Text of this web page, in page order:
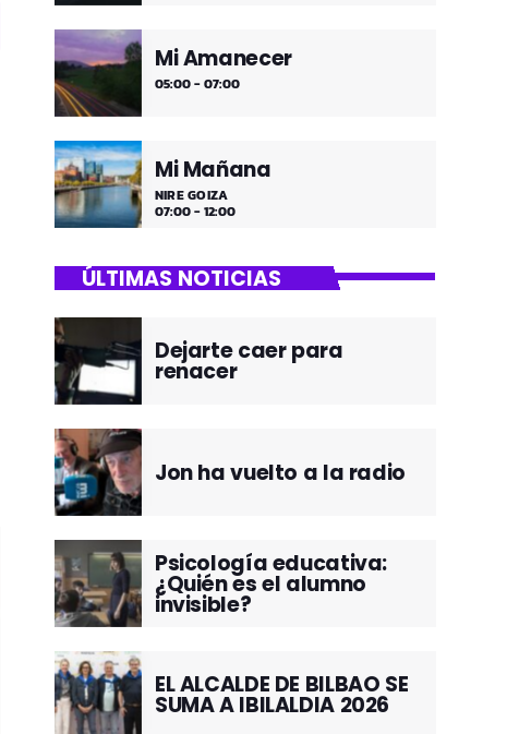
Mi Amanecer
05:00 - 07:00
Mi Mañana
NIRE GOIZA
07:00 - 12:00
ÚLTIMAS NOTICIAS
Dejarte caer para
renacer
Jon ha vuelto a la radio
Psicología educativa:
¿Quién es el alumno
invisible?
EL ALCALDE DE BILBAO SE
SUMA A IBILALDIA 2026